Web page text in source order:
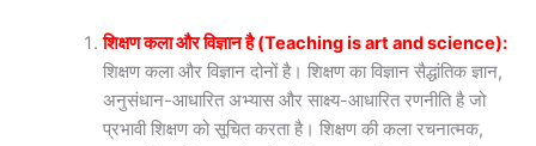
शिक्षण कला और विज्ञान है (Teaching is art and science):
शिक्षण कला और विज्ञान दोनों है। शिक्षण का विज्ञान सैद्धांतिक ज्ञान,
अनुसंधान-आधारित अभ्यास और साक्ष्य-आधारित रणनीति है जो
प्रभावी शिक्षण को सूचित करता है। शिक्षण की कला रचनात्मक,